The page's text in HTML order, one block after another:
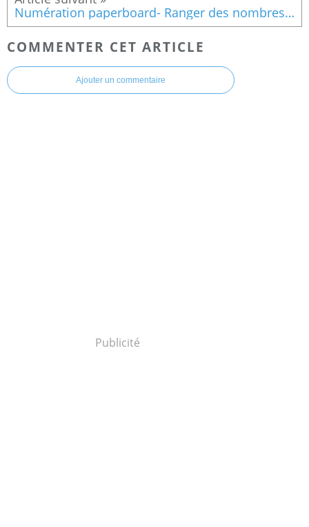
Numération paperboard- Ranger des nombres CP Ce1
COMMENTER CET ARTICLE
Ajouter un commentaire
Publicité